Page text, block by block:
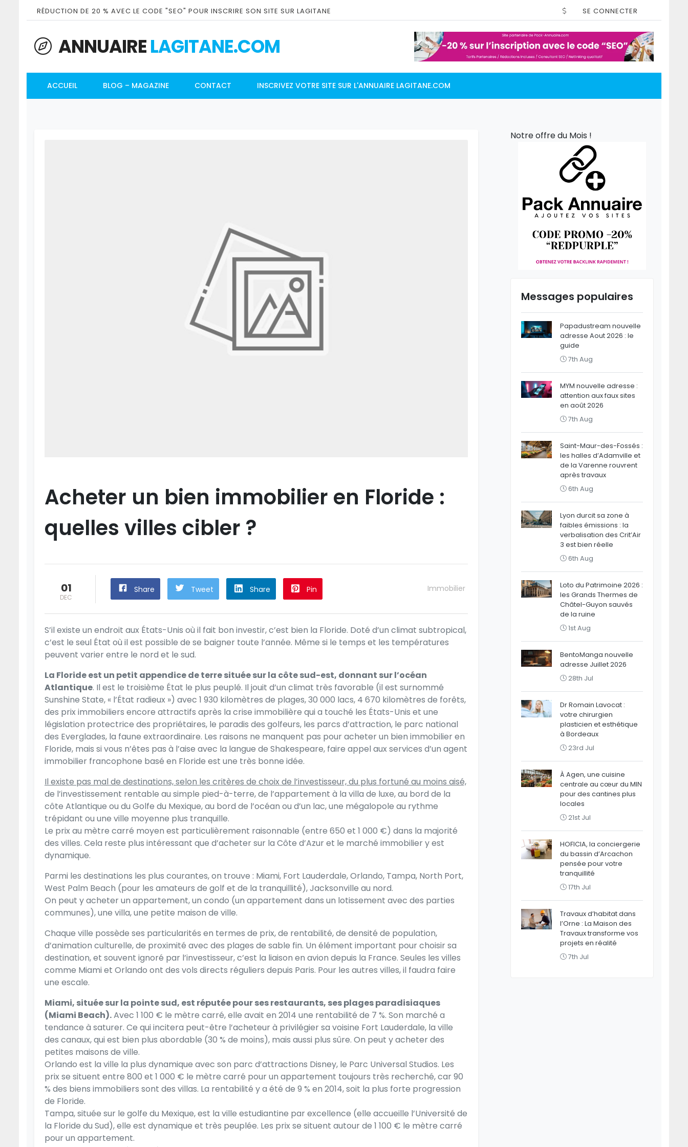
RÉDUCTION DE 20 % AVEC LE CODE "SEO" POUR INSCRIRE SON SITE SUR LAGITANE SE CONNECTER
ANNUAIRELAGITANE.COM
ACCUEIL BLOG – MAGAZINE CONTACT INSCRIVEZ VOTRE SITE SUR L'ANNUAIRE LAGITANE.COM
Acheter un bien immobilier en Floride :
quelles villes cibler ?
01
DEC
Share Tweet Share Pin Immobilier
S’il existe un endroit aux États-Unis où il fait bon investir, c’est bien la Floride. Doté d’un climat subtropical,
c’est le seul État où il est possible de se baigner toute l’année. Même si le temps et les températures
peuvent varier entre le nord et le sud.
La Floride est un petit appendice de terre située sur la côte sud-est, donnant sur l’océan
Atlantique. Il est le troisième État le plus peuplé. Il jouit d’un climat très favorable (il est surnommé
Sunshine State, « l’État radieux ») avec 1 930 kilomètres de plages, 30 000 lacs, 4 670 kilomètres de forêts,
des prix immobiliers encore attractifs après la crise immobilière qui a touché les États-Unis et une
législation protectrice des propriétaires, le paradis des golfeurs, les parcs d’attraction, le parc national
des Everglades, la faune extraordinaire. Les raisons ne manquent pas pour acheter un bien immobilier en
Floride, mais si vous n’êtes pas à l’aise avec la langue de Shakespeare, faire appel aux services d’un agent
immobilier francophone basé en Floride est une très bonne idée.
Il existe pas mal de destinations, selon les critères de choix de l’investisseur, du plus fortuné au moins aisé,
de l’investissement rentable au simple pied-à-terre, de l’appartement à la villa de luxe, au bord de la
côte Atlantique ou du Golfe du Mexique, au bord de l’océan ou d’un lac, une mégalopole au rythme
trépidant ou une ville moyenne plus tranquille.
Le prix au mètre carré moyen est particulièrement raisonnable (entre 650 et 1 000 €) dans la majorité
des villes. Cela reste plus intéressant que d’acheter sur la Côte d’Azur et le marché immobilier y est
dynamique.
Parmi les destinations les plus courantes, on trouve : Miami, Fort Lauderdale, Orlando, Tampa, North Port,
West Palm Beach (pour les amateurs de golf et de la tranquillité), Jacksonville au nord.
On peut y acheter un appartement, un condo (un appartement dans un lotissement avec des parties
communes), une villa, une petite maison de ville.
Chaque ville possède ses particularités en termes de prix, de rentabilité, de densité de population,
d’animation culturelle, de proximité avec des plages de sable fin. Un élément important pour choisir sa
destination, et souvent ignoré par l’investisseur, c’est la liaison en avion depuis la France. Seules les villes
comme Miami et Orlando ont des vols directs réguliers depuis Paris. Pour les autres villes, il faudra faire
une escale.
Miami, située sur la pointe sud, est réputée pour ses restaurants, ses plages paradisiaques
(Miami Beach).Avec 1 100 € le mètre carré, elle avait en 2014 une rentabilité de 7 %. Son marché a
tendance à saturer. Ce qui incitera peut-être l’acheteur à privilégier sa voisine Fort Lauderdale, la ville
des canaux, qui est bien plus abordable (30 % de moins), mais aussi plus sûre. On peut y acheter des
petites maisons de ville.
Orlando est la ville la plus dynamique avec son parc d’attractions Disney, le Parc Universal Studios. Les
prix se situent entre 800 et 1 000 € le mètre carré pour un appartement toujours très recherché, car 90
% des biens immobiliers sont des villas. La rentabilité y a été de 9 % en 2014, soit la plus forte progression
de Floride.
Tampa, située sur le golfe du Mexique, est la ville estudiantine par excellence (elle accueille l’Université de
la Floride du Sud), elle est dynamique et très peuplée. Les prix se situent autour de 1 100 € le mètre carré
pour un appartement.
Notre offre du Mois !
Messages populaires
Papadustream nouvelle
adresse Aout 2026 : le
guide
7th Aug
MYM nouvelle adresse :
attention aux faux sites
en août 2026
7th Aug
Saint-Maur-des-Fossés :
les halles d’Adamville et
de la Varenne rouvrent
après travaux
6th Aug
Lyon durcit sa zone à
faibles émissions : la
verbalisation des Crit’Air
3 est bien réelle
6th Aug
Loto du Patrimoine 2026 :
les Grands Thermes de
Châtel-Guyon sauvés
de la ruine
1st Aug
BentoManga nouvelle
adresse Juillet 2026
28th Jul
Dr Romain Lavocat :
votre chirurgien
plasticien et esthétique
à Bordeaux
23rd Jul
À Agen, une cuisine
centrale au cœur du MIN
pour des cantines plus
locales
21st Jul
HOFICIA, la conciergerie
du bassin d’Arcachon
pensée pour votre
tranquillité
17th Jul
Travaux d’habitat dans
l’Orne : La Maison des
Travaux transforme vos
projets en réalité
7th Jul